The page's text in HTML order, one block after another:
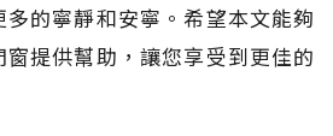
的寧靜和安寧。希望本文能夠
提供幫助，讓您享受到更佳的